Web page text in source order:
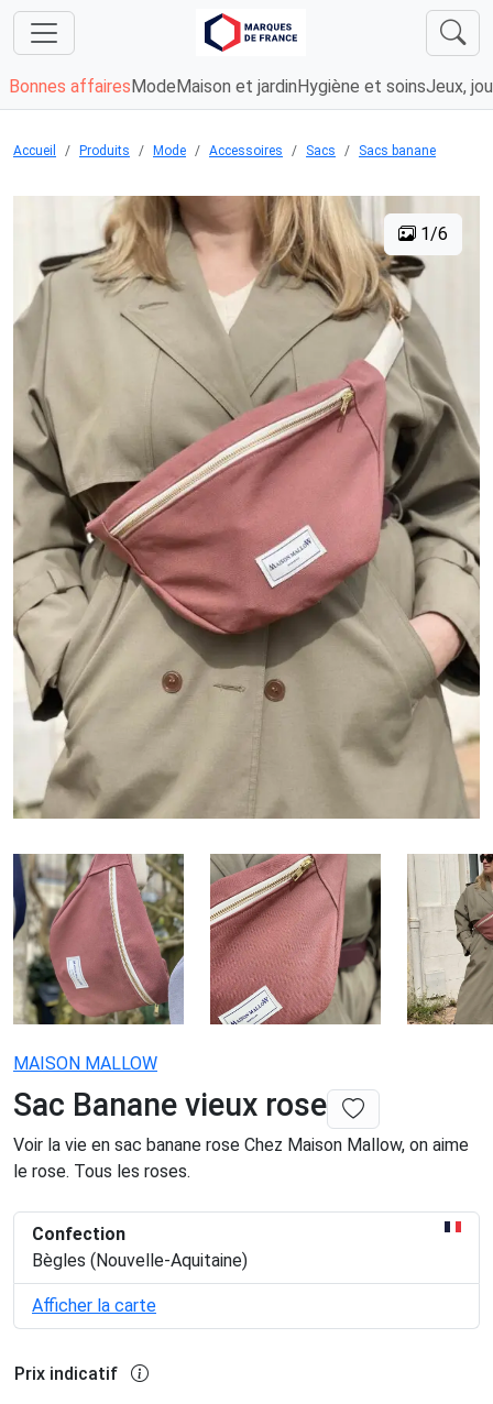
Bonnes affaires Mode Maison et jardin Hygiène et soinsJeux,
Accueil Produits Mode Accessoires Sacs Sacs banane
1/6
MAISON MALLOW
Sac Banane vieux rose
Voir la vie en sac banane rose Chez Maison Mallow, on aime
le rose. Tous les roses.
Confection
Bègles (Nouvelle-Aquitaine)
Afficher la carte
Prix indicatif